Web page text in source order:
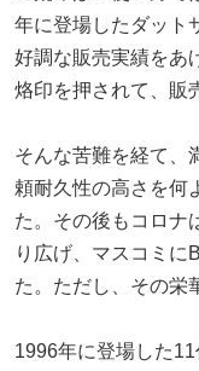
年に登場したダット
好調な販売実績をあ
烙印を押されて、販
そんな苦難を経て、
頼耐久性の高さを何
た。その後もコロナ
り広げ、マスコミに
た。ただし、その栄
1996年に登場した11